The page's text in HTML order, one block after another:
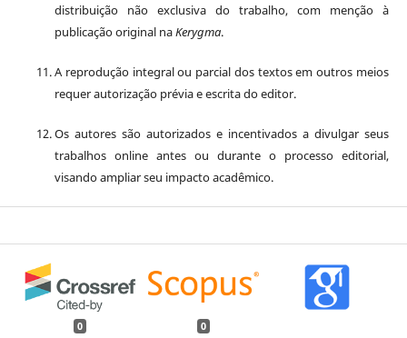
distribuição não exclusiva do trabalho, com menção à
publicação original naKerygma.
A reprodução integral ou parcial dos textos em outros meios
requer autorização prévia e escrita do editor.
Os autores são autorizados e incentivados a divulgar seus
trabalhos online antes ou durante o processo editorial,
visando ampliar seu impacto acadêmico.
0 0